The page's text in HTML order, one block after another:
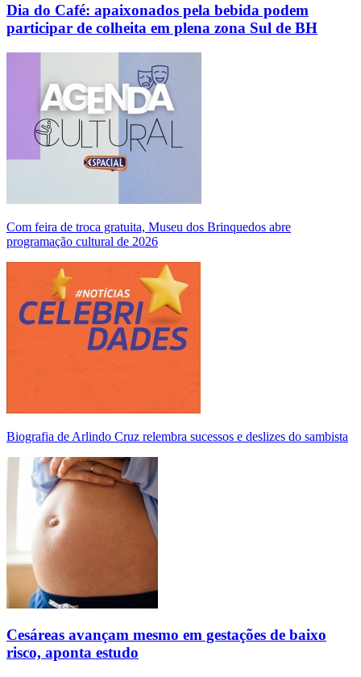
Dia do Café: apaixonados pela bebida podem
participar de colheita em plena zona Sul de BH
Com feira de troca gratuita, Museu dos Brinquedos abre
programação cultural de 2026
Biografia de Arlindo Cruz relembra sucessos e deslizes do sambista
Cesáreas avançam mesmo em gestações de baixo
risco, aponta estudo